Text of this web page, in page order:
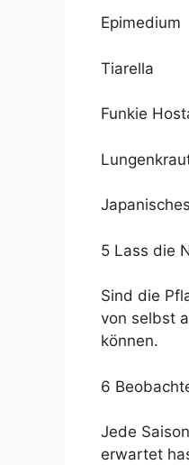
Epimedium
Tiarella
Funkie
5 Lass die
Sind die
von selbst
können.
6
Jede
erwartet